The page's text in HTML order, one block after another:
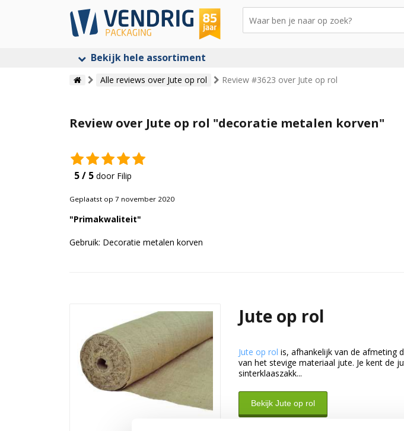
Bekijk hele assortiment
Alle reviews over Jute op rol Review #3623 over Jute op rol
Review over Jute op rol "decoratie metalen korven"
5 / 5 door Filip
Geplaatst op 7 november 2020
"Primakwaliteit"
Gebruik: Decoratie metalen korven
Jute op rol
Jute op rol is, afhankelijk van de afmeting
van het stevige materiaal jute. Je kent de
sinterklaaszakk...
Bekijk Jute op rol